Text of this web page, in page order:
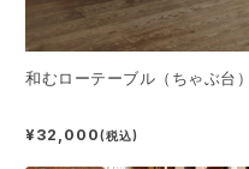
和むローテーブル（ちゃぶ台）
¥32,000(税込)